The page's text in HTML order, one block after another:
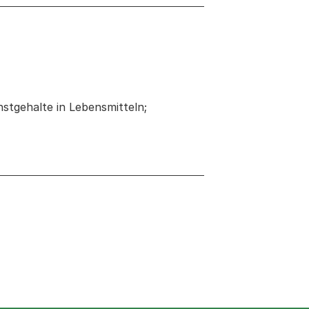
in Lebensmitteln;